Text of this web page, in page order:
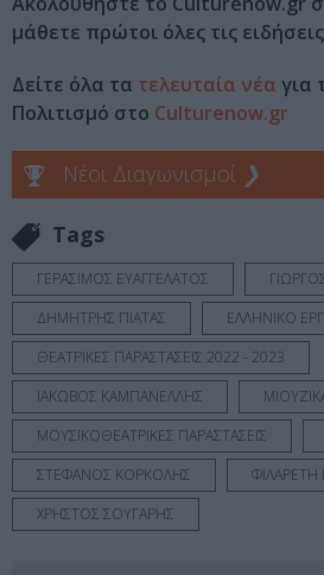
μάθετε πρώτοι όλες τις ειδήσεις
Δείτε όλα τα τελευταία νέα για
Πολιτισμό στο Culturenow.gr
Νέοι Διαγωνισμοί ❯
Tags
ΓΕΡΑΣΙΜΟΣ ΕΥΑΓΓΕΛΑΤΟΣ
ΔΗΜΗΤΡΗΣ ΠΙΑΤΑΣ
ΕΛΛΗΝΙΚΟ
ΘΕΑΤΡΙΚΕΣ ΠΑΡΑΣΤΑΣΕΙΣ 2022 - 2023
ΙΑΚΩΒΟΣ ΚΑΜΠΑΝΕΛΛΗΣ
ΜΟΥΣΙΚΟΘΕΑΤΡΙΚΕΣ ΠΑΡΑΣΤΑΣΕΙΣ
ΣΤΕΦΑΝΟΣ ΚΟΡΚΟΛΗΣ
ΧΡΗΣΤΟΣ ΣΟΥΓΑΡΗΣ